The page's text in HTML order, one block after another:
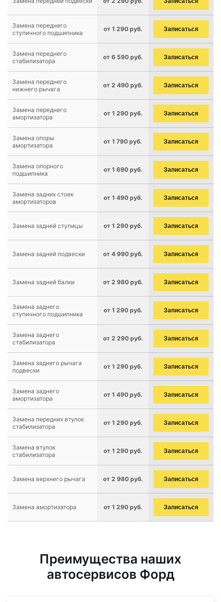
Замена переднего
ступичного подшипника
от 1 290 руб. Записаться
Замена переднего
стабилизатора
от 6 590 руб. Записаться
Замена переднего
нижнего рычага
от 2 490 руб. Записаться
Замена переднего
амортизатора
от 1 290 руб. Записаться
Замена опоры
амортизатора
от 1 790 руб. Записаться
Замена опорного
подшипника
от 1 690 руб. Записаться
Замена задних стоек
амортизаторов
от 1 490 руб. Записаться
Замена задней ступицы от 1 290 руб. Записаться
Замена задней подвески от 4 990 руб. Записаться
Замена задней балки от 2 980 руб. Записаться
Замена заднего
ступичного подшипника
от 1 290 руб. Записаться
Замена заднего
стабилизатора
от 2 290 руб. Записаться
Замена заднего рычага
подвески
от 1 290 руб. Записаться
Замена заднего
амортизатора
от 1 490 руб. Записаться
Замена передних втулок
стабилизатора
от 1 290 руб. Записаться
Замена втулок
стабилизатора
от 1 290 руб. Записаться
Замена верхнего рычага от 2 980 руб. Записаться
Замена амортизатора от 1 290 руб. Записаться
Преимущества наших
автосервисов Форд